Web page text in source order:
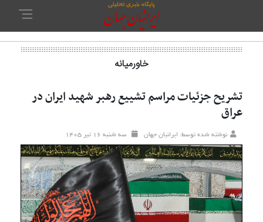
خاورمیانه‌
تشریح جزئیات مراسم تشییع رهبر شهید ایران در
عراق
نوشته شده توسط: ایرانیان جهان سه شنبه ۱۶ تير ۱۴۰۵